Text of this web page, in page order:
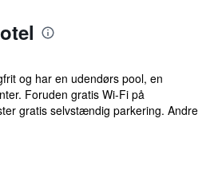
og har en udendørs pool, en
Foruden gratis Wi-Fi på
gratis selvstændig parkering. Andre